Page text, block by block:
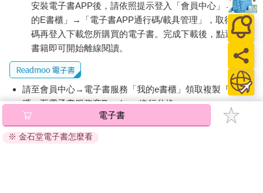
一旦建立專屬自己的獨特故事，未來就會如你所想像的那般生動
展開。
來吧，人生只有一次。像我們一樣找到「想做的事」，過著像孩
童時期那樣充滿期待與雀躍的每一天吧！
安裝電子書APP後，請依照提示登入「會員中心」→「我
的E書櫃」→「電子書APP通行碼/載具管理」，取得通行
碼再登入下載您所購買的電子書。完成下載後，點選任一
書籍即可開始離線閱讀。
請至會員中心→電子書服務「我的e書櫃」領取複製『兌換
碼』至電子書服務商Readmoo進行兌換。
退換貨須知：
因版權保護，您在金石堂所購買的電子書僅能以金石堂專屬
電子書
※ 金石堂電子書怎麼看